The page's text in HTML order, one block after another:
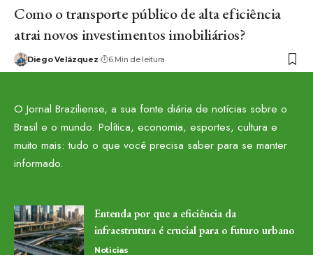
Como o transporte público de alta eficiência
atrai novos investimentos imobiliários?
Diego Velázquez 6 Min de leitura
O Jornal Braziliense, a sua fonte diária de notícias sobre o
Brasil e o mundo. Política, economia, esportes, cultura e
muito mais: tudo o que você precisa saber para se manter
informado.
Entenda por que a eficiência da
infraestrutura é crucial para o futuro urbano
Noticias